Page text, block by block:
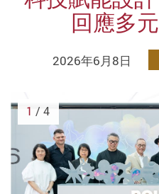
回應多
2026年6月8日
1 / 4